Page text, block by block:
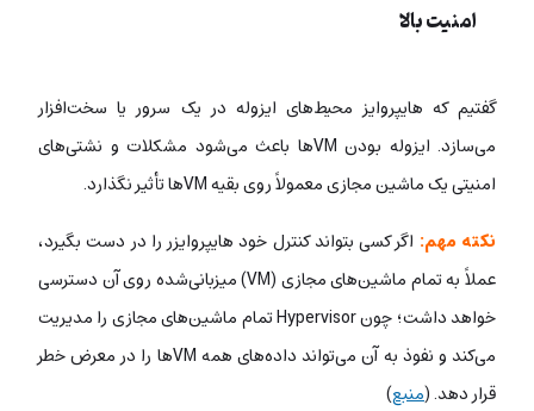
امنیت بالا
گفتیم‌ که هایپروایز محیط‌های ایزوله در یک سرور یا سخت‌افزار
می‌سازد. ایزوله بودن VMها باعث می‌شود مشکلات و نشتی‌های
امنیتی یک ماشین مجازی معمولاً روی بقیه VMها تأثیر نگذارد.
نکته مهم: اگر کسی بتواند کنترل خود هایپروایزر را در دست بگیرد،
عملاً به تمام ماشین‌های مجازی (VM) میزبانی‌شده روی آن دسترسی
خواهد داشت؛ چون
Hypervisor تمام ماشین‌های مجازی را مدیریت
می‌کند و نفوذ به آن می‌تواند داده‌های همه VMها را در معرض خطر
قرار دهد. (منبع)